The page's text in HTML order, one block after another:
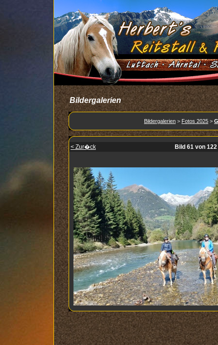
Bildergalerien
Bildergalerien > Fotos 2025 >
< Zur�ck Bild 61 von 122